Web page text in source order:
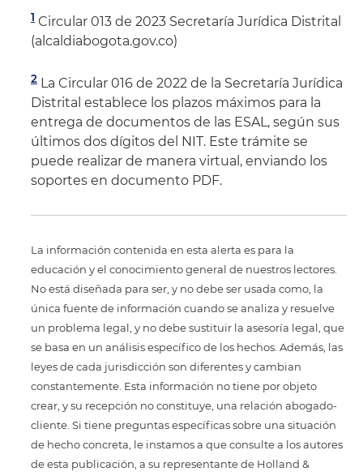
1 Circular 013 de 2023 Secretaría Jurídica Distrital
(alcaldiabogota.gov.co)
2 La Circular 016 de 2022 de la Secretaría Jurídica
Distrital establece los plazos máximos para la
entrega de documentos de las ESAL, según sus
últimos dos dígitos del NIT. Este trámite se
puede realizar de manera virtual, enviando los
soportes en documento PDF.
La información contenida en esta alerta es para la
educación y el conocimiento general de nuestros lectores.
No está diseñada para ser, y no debe ser usada como, la
única fuente de información cuando se analiza y resuelve
un problema legal, y no debe sustituir la asesoría legal, que
se basa en un análisis específico de los hechos. Además, las
leyes de cada jurisdicción son diferentes y cambian
constantemente. Esta información no tiene por objeto
crear, y su recepción no constituye, una relación abogado-
cliente. Si tiene preguntas específicas sobre una situación
de hecho concreta, le instamos a que consulte a los autores
de esta publicación, a su representante de Holland &